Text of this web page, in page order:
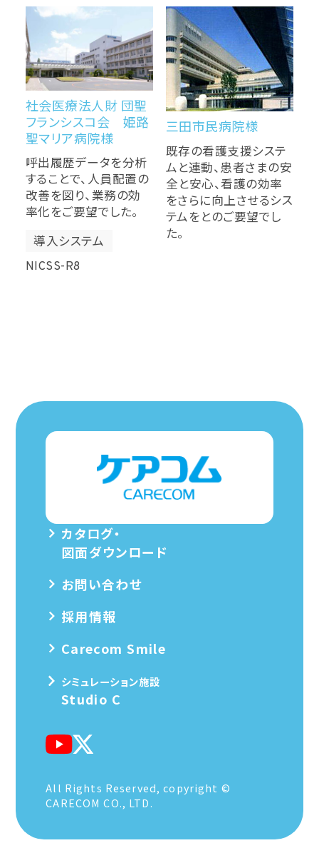
社会医療法人財 団聖
フランシスコ会 姫路
聖マリア病院様
呼出履歴データを分析
することで、人員配置の
改善を図り、業務の効
率化をご要望でした。
導入システム
NICSS-R8
三田市民病院様
既存の看護支援システ
ムと連動、患者さまの安
全と安心、看護の効率
をさらに向上させるシス
テムをとのご要望でし
た。
カタログ・
図面ダウンロード
お問い合わせ
採用情報
Carecom Smile
シミュレーション施設
Studio C
All Rights Reserved, copyright ©
CARECOM CO., LTD.